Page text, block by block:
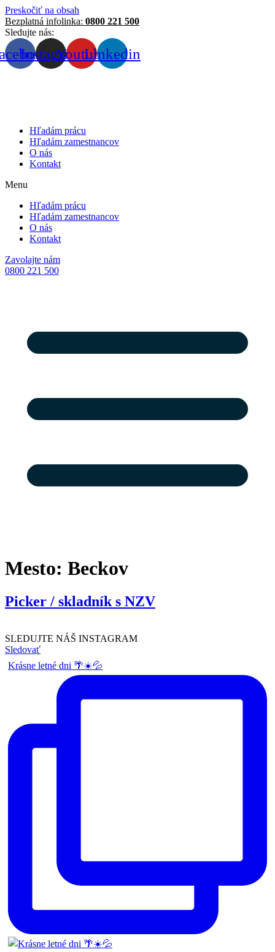
Preskočiť na obsah
Bezplatná infolinka: 0800 221 500
Sledujte nás:
InstagramYoutubeLinkedin
Hľadám prácu
Hľadám zamestnancov
O nás
Kontakt
Menu
Hľadám prácu
Hľadám zamestnancov
O nás
Kontakt
Zavolajte nám
0800 221 500
Mesto: Beckov
Picker / skladník s NZV
SLEDUJTE NÁŠ INSTAGRAM
Sledovať
Krásne letné dni 🌴☀️💦